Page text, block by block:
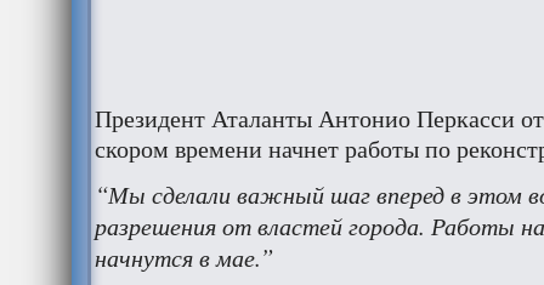
Президент Аталанты Антонио Перкасси
скором времени начнет работы по
“Мы сделали важный шаг вперед в этом
разрешения от властей города. Работы
начнутся в мае.”